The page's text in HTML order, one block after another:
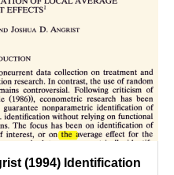
(1994) Identification